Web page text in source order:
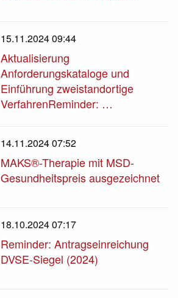
15.11.2024 09:44
Aktualisierung
Anforderungskataloge und
Einführung zweistandortige
VerfahrenReminder: …
14.11.2024 07:52
MAKS®-Therapie mit MSD-
Gesundheitspreis ausgezeichnet
18.10.2024 07:17
Reminder: Antragseinreichung
DVSE-Siegel (2024)